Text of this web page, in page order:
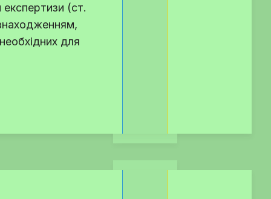
експертизи (ст.
для